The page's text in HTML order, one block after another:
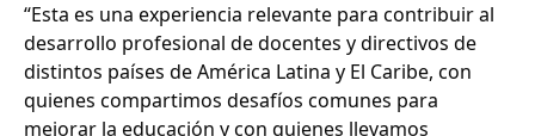
“Esta es una experiencia relevante para contribuir al
desarrollo profesional de docentes y directivos de
distintos países de América Latina y El Caribe, con
quienes compartimos desafíos comunes para
mejorar la educación y con quienes llevamos